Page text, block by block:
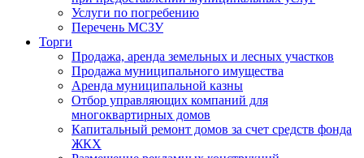
Услуги по погребению
Перечень МСЗУ
Торги
Продажа, аренда земельных и лесных участков
Продажа муниципального имущества
Аренда муниципальной казны
Отбор управляющих компаний для
многоквартирных домов
Капитальный ремонт домов за счет средств фонда
ЖКХ